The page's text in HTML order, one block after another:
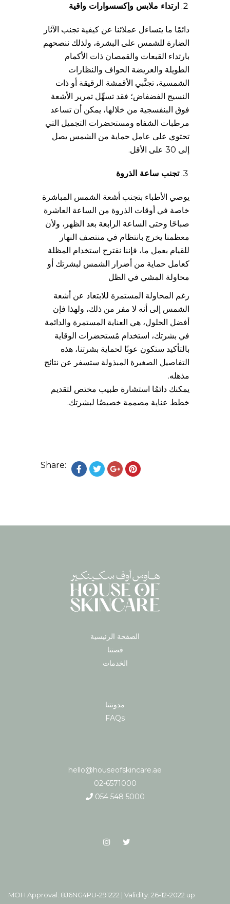
ارتداء ملابس وإكسسوارات واقية
دائمًا ما يتساءل عملائنا عن كيفية تجنب الآثار
الضارة للشمس على البشرة، ولذلك ننصحهم
بارتداء القبعات والقمصان ذات الأكمام
الطويلة والعريضة الحواف والنظارات
الشمسية، تجنَّبي الأقمشة الرقيقة أو ذات
النسيج الفضفاض؛ فقد تسهِّل تمرير الأشعة
فوق البنفسجية من خلالها، يمكن أن تساعد
مرطبات الشفاه ومستحضرات التجميل التي
تحتوي على عامل حماية من الشمس يصل
إلى 30 على الأقل.
تجنب ساعة الذروة
يوصي الأطباء بتجنب أشعة الشمس المباشرة
خاصة في أوقات الذروة من الساعة العاشرة
صباحًا وحتى الساعة الرابعة بعد الظهر، ولأن
معظمنا يخرج بانتظام في منتصف النهار
للقيام بعمل ما، فإننا نقترح استخدام المظلة
كعامل حماية من أضرار الشمس لبشرتك أو
محاولة المشي في الظل
رغم المحاولة المستمرة للابتعاد عن أشعة
الشمس إلى أنه لا مفر من ذلك، ولهذا فإن
أفضل الحلول، هي العناية المستمرة والدائمة
في بشرتك، استخدام مُستحضرات الوقاية
بالتأكيد ستكون عونًا لحماية بشرتنا، هذه
التفاصيل الصغيرة المبذولة ستسفر عن نتائج
مذهله.
يمكنك دائمُا استشارة طبيب مختص لتقديم
خطط عناية مصممة خصيصُا لبشرتك.
Share:
الصفحة الرئيسية
قصتنا
الخدمات
مدونتنا
FAQs
hello@houseofskincare.ae
02-6571000
054 548 5000
MOH Approval: 8J6NG4PU-291222 | Validity: 26-12-2022 up